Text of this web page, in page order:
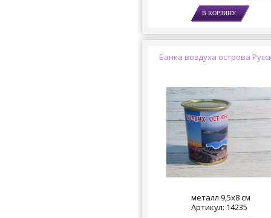
Банка воздуха острова
металл 9,5х8 см
Артикул: 14235